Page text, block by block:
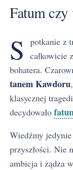
Fatum czy
S
potkanie z
całkowicie
bohatera.
tanem Kawdoru
klasycznej
decydowało
Wiedźmy
przyszłości. Nie
ambicja i żądza